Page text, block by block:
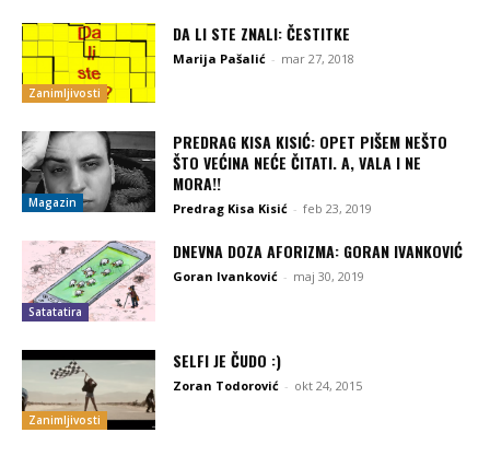
Zanimljivosti
DA LI STE ZNALI: ČESTITKE
Marija Pašalić - mar 27, 2018
Magazin
PREDRAG KISA KISIĆ: OPET PIŠEM NEŠTO
ŠTO VEĆINA NEĆE ČITATI. A, VALA I NE
MORA!!
Predrag Kisa Kisić - feb 23, 2019
Satatatira
DNEVNA DOZA AFORIZMA: GORAN IVANKOVIĆ
Goran Ivanković - maj 30, 2019
Zanimljivosti
SELFI JE ČUDO :)
Zoran Todorović - okt 24, 2015